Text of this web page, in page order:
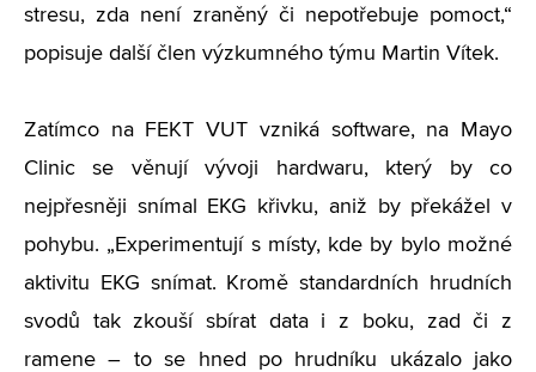
stresu, zda není zraněný či nepotřebuje pomoct,“
popisuje další člen výzkumného týmu Martin Vítek.
Zatímco na FEKT VUT vzniká software, na Mayo
Clinic se věnují vývoji hardwaru, který by co
nejpřesněji snímal EKG křivku, aniž by překážel v
pohybu. „Experimentují s místy, kde by bylo možné
aktivitu EKG snímat. Kromě standardních hrudních
svodů tak zkouší sbírat data i z boku, zad či z
ramene – to se hned po hrudníku ukázalo jako